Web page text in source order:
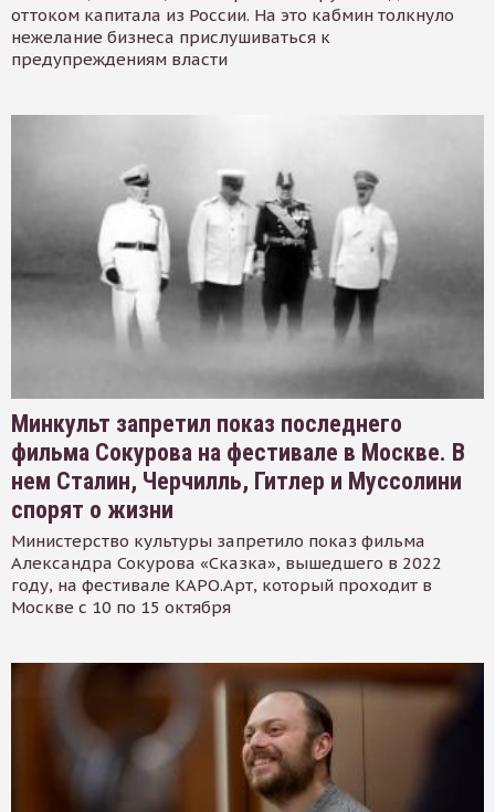
оттоком капитала из России. На это кабмин толкнуло
нежелание бизнеса прислушиваться к
предупреждениям власти
Минкульт запретил показ последнего
фильма Сокурова на фестивале в Москве. В
нем Сталин, Черчилль, Гитлер и Муссолини
спорят о жизни
Министерство культуры запретило показ фильма
Александра Сокурова «Сказка», вышедшего в 2022
году, на фестивале КАРО.Арт, который проходит в
Москве с 10 по 15 октября